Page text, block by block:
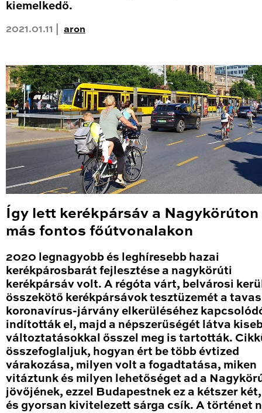
kiemelkedő.
2021.01.11 | aron
Így lett kerékpársáv a Nagykörúton
más fontos főútvonalakon
2020 legnagyobb és leghíresebb hazai
kerékpárosbarát fejlesztése a nagykörúti
kerékpársáv volt. A régóta várt, belvárosi
összekötő kerékpársávok tesztüzemét a
koronavírus-járvány elkerüléséhez
indították el, majd a népszerűségét látva
változtatásokkal ősszel meg is tartották.
összefoglaljuk, hogyan ért be több évtized
várakozása, milyen volt a fogadtatása, miken
vitáztunk és milyen lehetőséget ad a
jövőjének, ezzel Budapestnek ez a kétszer
és gyorsan kivitelezett sárga csík. A történet